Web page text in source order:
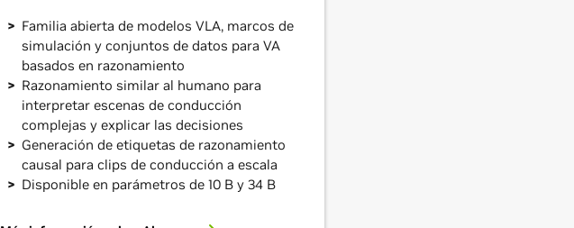
Familia abierta de modelos VLA, marcos de
simulación y conjuntos de datos para VA
basados en razonamiento
Razonamiento similar al humano para
interpretar escenas de conducción
complejas y explicar las decisiones
Generación de etiquetas de razonamiento
causal para clips de conducción a escala
Disponible en parámetros de 10 B y 34 B